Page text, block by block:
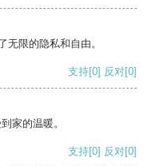
限的隐私和自由。
支持[0] 反对[0]
家的温暖。
支持[0] 反对[0]